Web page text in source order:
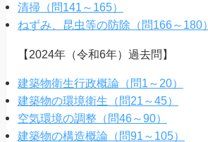
清掃（問141～165）
ねずみ、昆虫等の防除（問166～180）
【2024年（令和6年）過去問】
建築物衛生行政概論（問1～20）
建築物の環境衛生（問21～45）
空気環境の調整（問46～90）
建築物の構造概論（問91～105）